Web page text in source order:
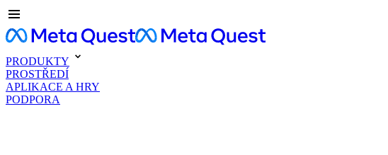
PRODUKTY
PROSTŘEDÍ
APLIKACE A HRY
PODPORA